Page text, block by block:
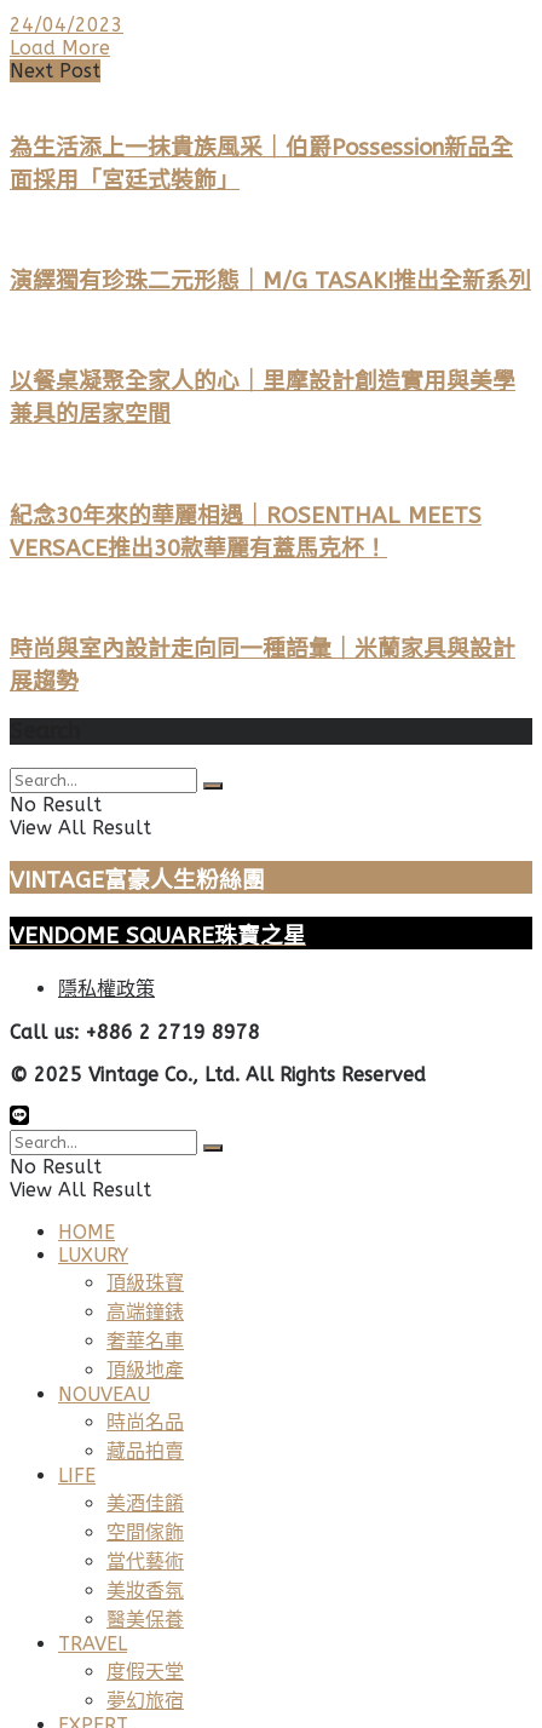
24/04/2023
Load More
Next Post
為生活添上一抹貴族風采｜伯爵Possession新品全
面採用「宮廷式裝飾」
演繹獨有珍珠二元形態｜M/G TASAKI推出全新系列
以餐桌凝聚全家人的心｜里摩設計創造實用與美學
兼具的居家空間
紀念30年來的華麗相遇｜ROSENTHAL MEETS
VERSACE推出30款華麗有蓋馬克杯！
時尚與室內設計走向同一種語彙｜米蘭家具與設計
展趨勢
No Result
View All Result
VINTAGE富豪人生粉絲團
VENDOME SQUARE珠寶之星
隱私權政策
Call us: +886 2 2719 8978
© 2025 Vintage Co., Ltd. All Rights Reserved
No Result
View All Result
HOME
LUXURY
頂級珠寶
高端鐘錶
奢華名車
頂級地產
NOUVEAU
時尚名品
藏品拍賣
LIFE
美酒佳餚
空間傢飾
當代藝術
美妝香氛
醫美保養
TRAVEL
度假天堂
夢幻旅宿